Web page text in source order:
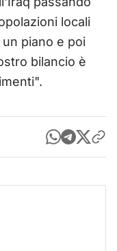
locali
piano e poi
bilancio è